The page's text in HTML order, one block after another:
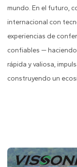
mundo. En el futuro,
internacional con
experiencias de
confiables — haciendo
rápida y valiosa,
construyendo un